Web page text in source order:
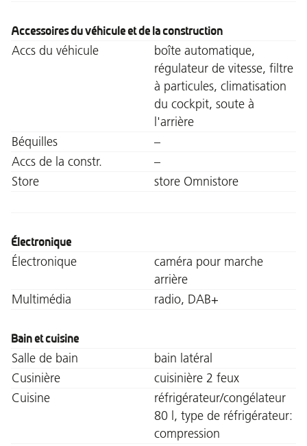
Accessoires du véhicule et de la construction
Accs du véhicule
boîte automatique,
régulateur de vitesse, filtre
à particules, climatisation
du cockpit, soute à
l'arrière
Béquilles
–
Accs de la constr.
–
Store
store Omnistore
Électronique
Électronique
caméra pour marche
arrière
Multimédia
radio, DAB+
Bain et cuisine
Salle de bain
bain latéral
Cusinière
cuisinière 2 feux
Cuisine
réfrigérateur/congélateur
80 l, type de réfrigérateur:
compression